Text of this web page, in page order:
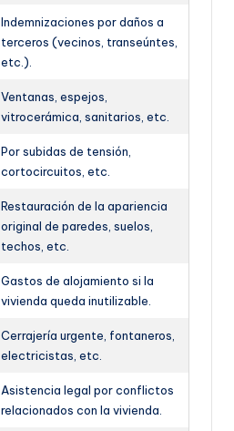
Indemnizaciones por daños a
terceros (vecinos, transeúntes,
etc.).
Ventanas, espejos,
vitrocerámica, sanitarios, etc.
Por subidas de tensión,
cortocircuitos, etc.
Restauración de la apariencia
original de paredes, suelos,
techos, etc.
Gastos de alojamiento si la
vivienda queda inutilizable.
Cerrajería urgente, fontaneros,
electricistas, etc.
Asistencia legal por conflictos
relacionados con la vivienda.